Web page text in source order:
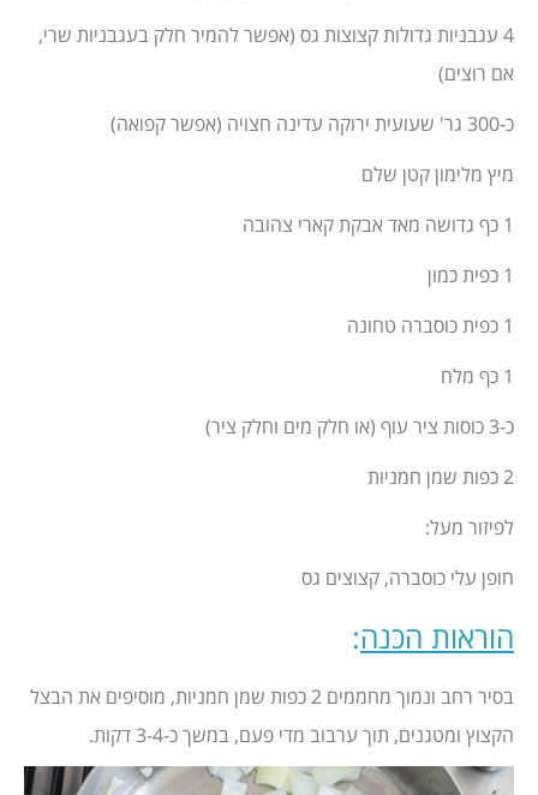
4 עגבניות גדולות קצוצות גס (אפשר להמיר חלק בעגבניות שרי,
אם רוצים)
כ-300 גר' שעועית ירוקה עדינה חצויה (אפשר קפואה)
מיץ מלימון קטן שלם
1 כף גדושה מאד אבקת קארי צהובה
1 כפית כמון
1 כפית כוסברה טחונה
1 כף מלח
כ-3 כוסות ציר עוף (או חלק מים וחלק ציר)
2 כפות שמן חמניות
לפיזור מעל:
חופן עלי כוסברה, קצוצים גס
הוראות הכנה:
בסיר רחב ונמוך מחממים 2 כפות שמן חמניות, מוסיפים את הבצל
הקצוץ ומטגנים, תוך ערבוב מדי פעם, במשך כ-3-4 דקות.